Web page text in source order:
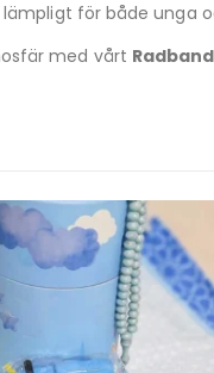
för både unga
med vårt
-21%